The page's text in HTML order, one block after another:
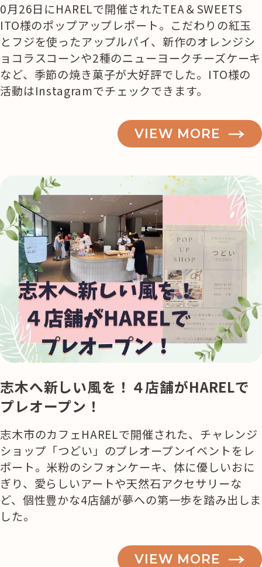
0月26日にHARELで開催されたTEA＆SWEETS
ITO様のポップアップレポート。こだわりの紅玉
とフジを使ったアップルパイ、新作のオレンジシ
ョコラスコーンや2種のニューヨークチーズケーキ
など、季節の焼き菓子が大好評でした。ITO様の
活動はInstagramでチェックできます。
VIEW MORE
志木へ新しい風を！４店舗がHARELで
プレオープン！
志木市のカフェHARELで開催された、チャレンジ
ショップ「つどい」のプレオープンイベントをレ
ポート。米粉のシフォンケーキ、体に優しいおに
ぎり、愛らしいアートや天然石アクセサリーな
ど、個性豊かな4店舗が夢への第一歩を踏み出しま
した。
VIEW MORE